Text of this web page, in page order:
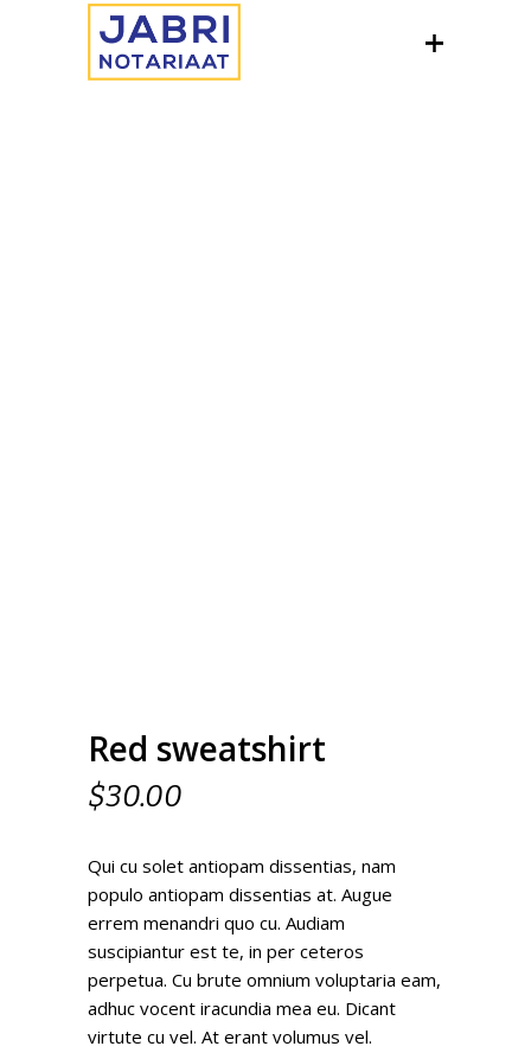
Red sweatshirt
$30.00
Qui cu solet antiopam dissentias, nam
populo antiopam dissentias at. Augue
errem menandri quo cu. Audiam
suscipiantur est te, in per ceteros
perpetua. Cu brute omnium voluptaria eam,
adhuc vocent iracundia mea eu. Dicant
virtute cu vel. At erant volumus vel.